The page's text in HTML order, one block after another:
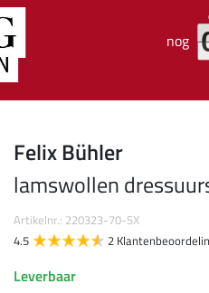
nog
Felix Bühler
lamswollen
Artikelnr.: 220323-70-SX
4.5
2
Leverbaar